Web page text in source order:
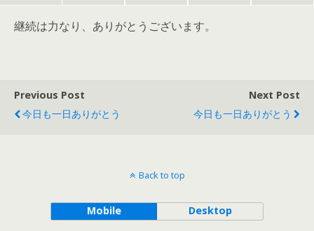
継続は力なり、ありがとうございます。
Previous Post
今日も一日ありがとう
Next Post
今日も一日ありがとう
Back to top
Mobile Desktop